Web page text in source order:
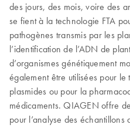
des jours, des mois, voire des
se fient à la technologie FTA
pathogènes transmis par les
l’identification de l’ADN de
d’organismes génétiquement
également être utilisées pour
plasmides ou pour la
médicaments. QIAGEN offre
pour l’analyse des échantillons